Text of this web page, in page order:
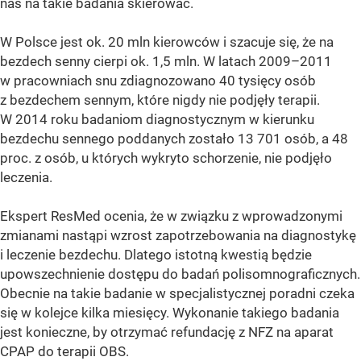
W Polsce jest ok. 20 mln kierowców i szacuje się, że na
bezdech senny cierpi ok. 1,5 mln. W latach 2009–2011
w pracowniach snu zdiagnozowano 40 tysięcy osób
z bezdechem sennym, które nigdy nie podjęły terapii.
W 2014 roku badaniom diagnostycznym w kierunku
bezdechu sennego poddanych zostało 13 701 osób, a 48
proc. z osób, u których wykryto schorzenie, nie podjęło
leczenia.
Ekspert ResMed ocenia, że w związku z wprowadzonymi
zmianami nastąpi wzrost zapotrzebowania na diagnostykę
i leczenie bezdechu. Dlatego istotną kwestią będzie
upowszechnienie dostępu do badań polisomnograficznych.
Obecnie na takie badanie w specjalistycznej poradni czeka
się w kolejce kilka miesięcy. Wykonanie takiego badania
jest konieczne, by otrzymać refundację z NFZ na aparat
CPAP do terapii OBS.